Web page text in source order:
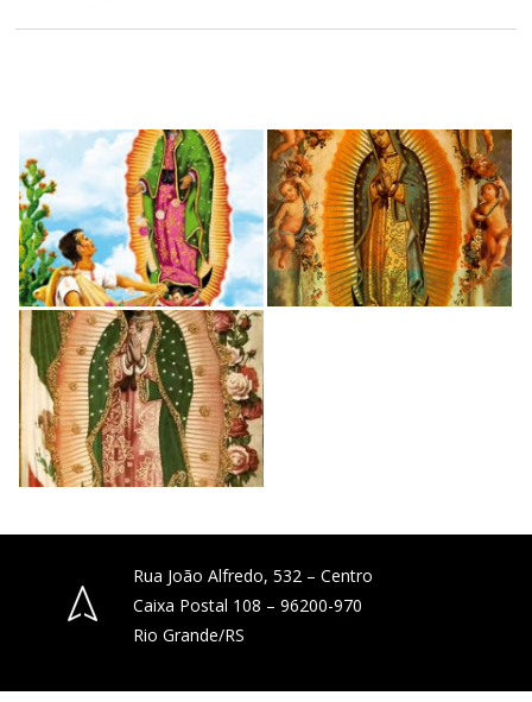
Rua João Alfredo, 532 – Centro
Caixa Postal 108 – 96200-970
Rio Grande/RS